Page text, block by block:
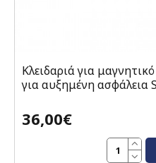
Κλειδαριά για
για αυξημένη ασφάλεια
36,00€